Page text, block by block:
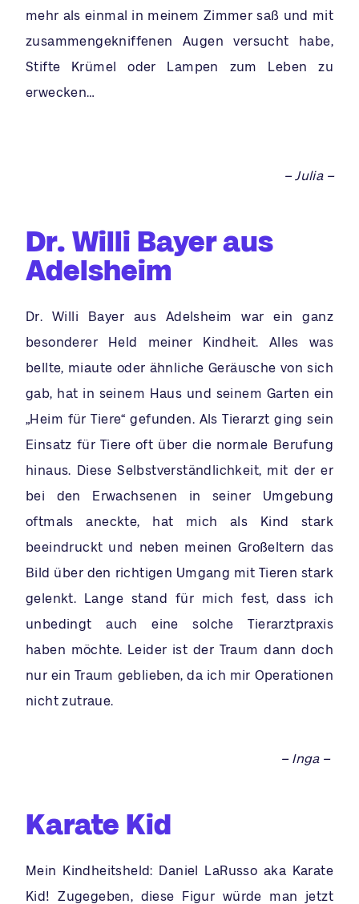
mehr als einmal in meinem Zimmer saß und mit
zusammengekniffenen Augen versucht habe,
Stifte Krümel oder Lampen zum Leben zu
erwecken…
– Julia –
Dr. Willi Bayer aus
Adelsheim
Dr. Willi Bayer aus Adelsheim war ein ganz
besonderer Held meiner Kindheit. Alles was
bellte, miaute oder ähnliche Geräusche von sich
gab, hat in seinem Haus und seinem Garten ein
„Heim für Tiere“ gefunden. Als Tierarzt ging sein
Einsatz für Tiere oft über die normale Berufung
hinaus. Diese Selbstverständlichkeit, mit der er
bei den Erwachsenen in seiner Umgebung
oftmals aneckte, hat mich als Kind stark
beeindruckt und neben meinen Großeltern das
Bild über den richtigen Umgang mit Tieren stark
gelenkt. Lange stand für mich fest, dass ich
unbedingt auch eine solche Tierarztpraxis
haben möchte. Leider ist der Traum dann doch
nur ein Traum geblieben, da ich mir Operationen
nicht zutraue.
– Inga –
Karate Kid
Mein Kindheitsheld: Daniel LaRusso aka Karate
Kid! Zugegeben, diese Figur würde man jetzt